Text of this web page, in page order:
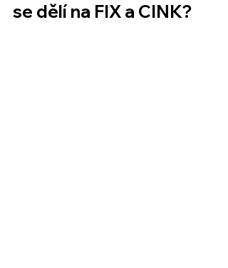
se dělí na FIX a CINK?